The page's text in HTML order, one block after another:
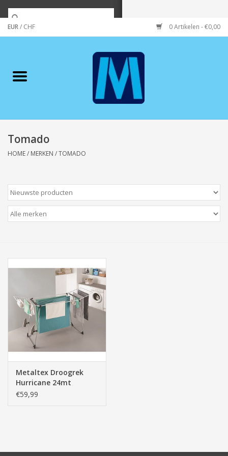
EUR/ CHF 0 Artikelen - €0,00
Merken
Wonen/koken/huishouden
Wenskaarten
Zeeuws/Streek
Elektra
Baby & Peuter
Speelgoed & hobby
Cadeau & feest
Tomado
HOME/ MERKEN /TOMADO
Metaltex Droogrek
Hurricane 24mt
€59,99